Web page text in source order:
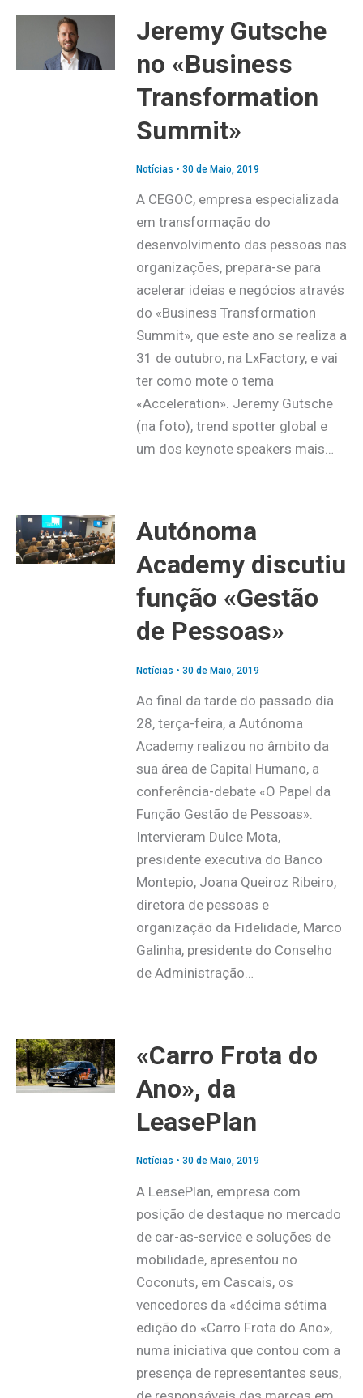
Jeremy Gutsche
no «Business
Transformation
Summit»
Notícias • 30 de Maio, 2019
A CEGOC, empresa especializada
em transformação do
desenvolvimento das pessoas nas
organizações, prepara-se para
acelerar ideias e negócios através
do «Business Transformation
Summit», que este ano se realiza a
31 de outubro, na LxFactory, e vai
ter como mote o tema
«Acceleration». Jeremy Gutsche
(na foto), trend spotter global e
um dos keynote speakers mais…
Autónoma
Academy discutiu
função «Gestão
de Pessoas»
Notícias • 30 de Maio, 2019
Ao final da tarde do passado dia
28, terça-feira, a Autónoma
Academy realizou no âmbito da
sua área de Capital Humano, a
conferência-debate «O Papel da
Função Gestão de Pessoas».
Intervieram Dulce Mota,
presidente executiva do Banco
Montepio, Joana Queiroz Ribeiro,
diretora de pessoas e
organização da Fidelidade, Marco
Galinha, presidente do Conselho
de Administração…
«Carro Frota do
Ano», da
LeasePlan
Notícias • 30 de Maio, 2019
A LeasePlan, empresa com
posição de destaque no mercado
de car-as-service e soluções de
mobilidade, apresentou no
Coconuts, em Cascais, os
vencedores da «décima sétima
edição do «Carro Frota do Ano»,
numa iniciativa que contou com a
presença de representantes seus,